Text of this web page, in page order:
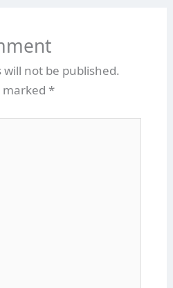
will not be published.
marked *